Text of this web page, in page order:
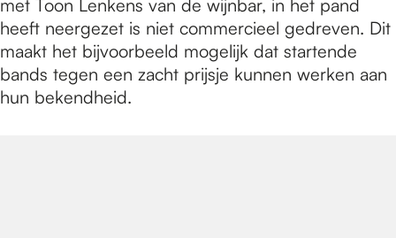
met Toon Lenkens van de wijnbar, in het pand
heeft neergezet is niet commercieel gedreven. Dit
maakt het bijvoorbeeld mogelijk dat startende
bands tegen een zacht prijsje kunnen werken aan
hun bekendheid.